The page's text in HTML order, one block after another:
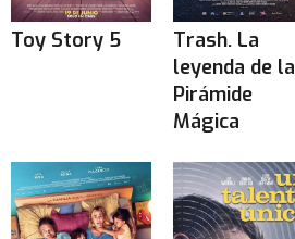
Toy Story 5
Trash. La
leyenda de la
Pirámide
Mágica